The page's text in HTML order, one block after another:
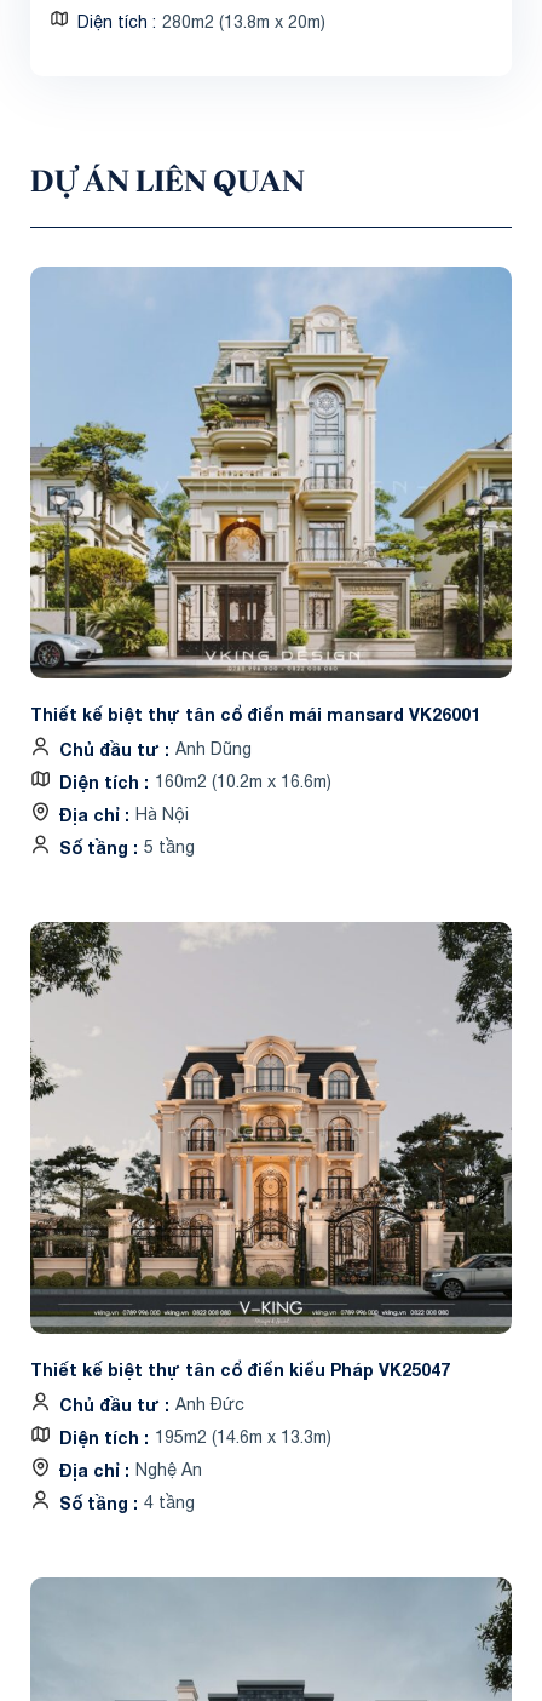
Diện tích 280m2 (13.8m x 20m)
DỰ ÁN LIÊN QUAN
Thiết kế biệt thự tân cổ điển mái mansard VK26001
Chủ đầu tư
Anh Dũng
Diện tích 160m2 (10.2m x 16.6m)
Địa chỉ Hà Nội
Số tầng 5 tầng
Thiết kế biệt thự tân cổ điển kiểu Pháp VK25047
Chủ đầu tư
Anh Đức
Diện tích 195m2 (14.6m x 13.3m)
Địa chỉ Nghệ An
Số tầng 4 tầng